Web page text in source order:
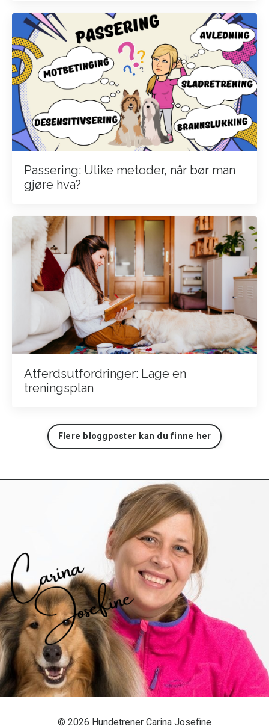
Passering: Ulike metoder, når bør man
gjøre hva?
Atferdsutfordringer: Lage en
treningsplan
Flere bloggposter kan du finne her
© 2026 Hundetrener Carina Josefine